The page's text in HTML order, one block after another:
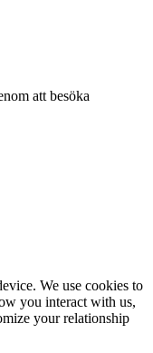
att besöka
We use cookies to
you interact with us,
your relationship